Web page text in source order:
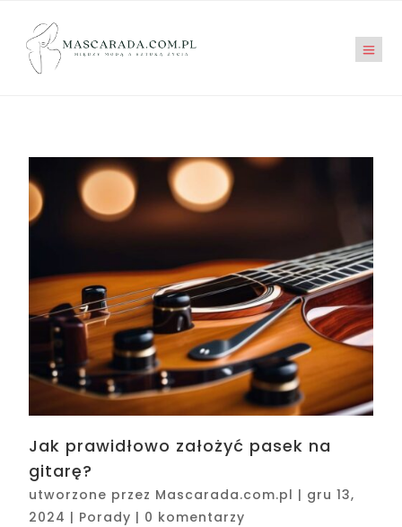
Jak prawidłowo założyć pasek na
gitarę?
utworzone przez Mascarada.com.pl | gru 13,
2024 | Porady | 0 komentarzy